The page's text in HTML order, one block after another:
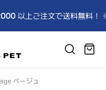
無料！ ※3〜6営業日でお届
HARRYSPET
カ
ベージュ